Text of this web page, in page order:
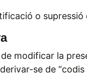
o supressió
modificar la
se de